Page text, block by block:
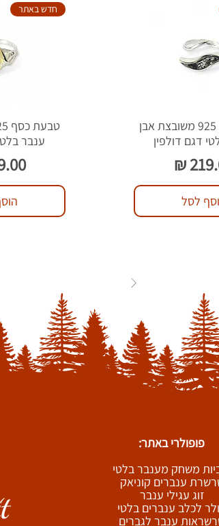
טבעת כסף 925 משובצת אבן
דגם דולפין
לסל
חדש באתר
ענבר
‏209.00 ‏₪
פופולרי באתר:
משחק מענבר בלטי
ענברים קוניאק
זוג עגילי ענבר
לכלב ענברים בלטי
ענבר לגברים